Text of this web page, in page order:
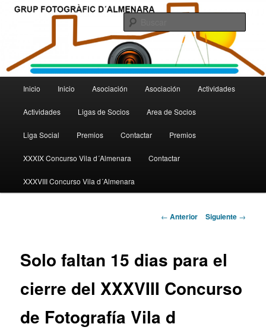
Grup Fotogràfic d´Almenara
principal
Ir
al
contenido
Inicio Inicio Asociación Asociación Actividades
Actividades Ligas de Socios Area de Socios
Liga Social Premios Contactar Premios
XXXIX Concurso Vila d´Almenara Contactar
XXXVIII Concurso Vila d´Almenara
Navegador
← Anterior Siguiente →
Solo faltan 15 dias para el
cierre del XXXVIII Concurso
de Fotografía Vila d